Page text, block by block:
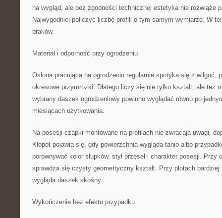
na wygląd, ale bez zgodności technicznej estetyka nie rozwiąże
Najwygodniej policzyć liczbę profili o tym samym wymiarze. W
braków.
Materiał i odporność przy ogrodzeniu
Osłona pracująca na ogrodzeniu regularnie spotyka się z wilgoć,
okresowe przymrozki. Dlatego liczy się nie tylko kształt, ale też
wybrany daszek ogrodzeniowy powinno wyglądać równo po
miesiącach użytkowania.
Na posesji czapki montowane na profilach nie zwracają uwagi,
Kłopot pojawia się, gdy powierzchnia wygląda tanio albo
porównywać kolor słupków, styl przęseł i charakter posesji. Przy
sprawdza się czysty geometryczny kształt. Przy płotach
wygląda daszek skośny.
Wykończenie bez efektu przypadku